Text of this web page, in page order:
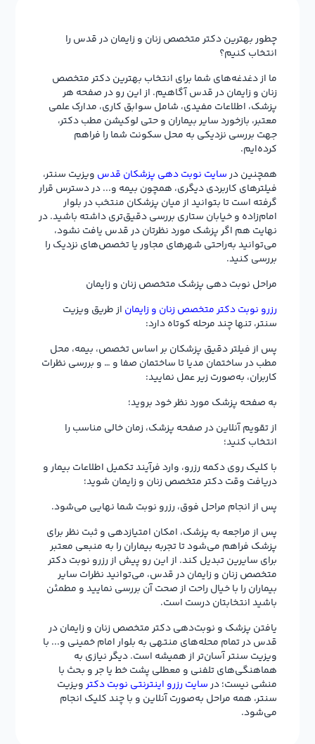
چطور بهترین دکتر متخصص زنان و زایمان در قدس را
انتخاب کنیم؟
ما از دغدغه‌های شما برای انتخاب بهترین دکتر متخصص
زنان و زایمان در قدس آگاهیم. از این رو در صفحه هر
پزشک، اطلاعات مفیدی، شامل سوابق کاری، مدارک علمی
معتبر، بازخورد سایر بیماران و حتی لوکیشن مطب دکتر،
جهت بررسی نزدیکی به محل سکونت شما را فراهم
کرده‌ایم.
همچنین درسایت نوبت دهی پزشکان قدس ویزیت سنتر،
فیلترهای کاربردی دیگری، همچون بیمه و... در دسترس قرار
گرفته است تا بتوانید از میان پزشکان منتخب در بلوار
امام‌زاده و خیابان ستاری بررسی دقیق‌تری داشته باشید. در
نهایت هم اگر پزشک مورد نظرتان در قدس یافت نشود،
می‌توانید به‌راحتی شهرهای مجاور یا تخصص‌های نزدیک را
بررسی کنید.
مراحل نوبت دهی پزشک متخصص زنان و زایمان
رزرو نوبت دکتر متخصص زنان و زایمان از طریق ویزیت
سنتر، تنها چند مرحله کوتاه دارد:
پس از فیلتر دقیق پزشکان بر اساس تخصص، بیمه، محل
مطب در ساختمان مدیا تا ساختمان صفا و … و بررسی نظرات
کاربران، به‌صورت زیر عمل نمایید:
به صفحه پزشک مورد نظر خود بروید؛
از تقویم آنلاین در صفحه پزشک، زمان خالی مناسب را
انتخاب کنید؛
با کلیک روی دکمه رزرو، وارد فرآیند تکمیل اطلاعات بیمار و
دریافت وقت دکتر متخصص زنان و زایمان شوید؛
پس از انجام مراحل فوق، رزرو نوبت شما نهایی می‌شود.
پس از مراجعه به پزشک، امکان امتیازدهی و ثبت نظر برای
پزشک فراهم می‌شود تا تجربه بیماران را به منبعی معتبر
برای سایرین تبدیل کند. از این رو پیش از رزرو نوبت دکتر
متخصص زنان و زایمان در قدس، می‌توانید نظرات سایر
بیماران را با خیال راحت از صحت آن بررسی نمایید و مطمئن
باشید انتخابتان درست است.
یافتن پزشک و نوبت‌دهی دکتر متخصص زنان و زایمان در
قدس در تمام محله‌های منتهی به بلوار امام خمینی و... با
ویزیت سنتر آسان‌تر از همیشه است. دیگر نیازی به
هماهنگی‌های تلفنی و معطلی پشت خط یا جر و بحث با
منشی نیست؛ درسایت رزرو اینترنتی نوبت دکترویزیت
سنتر، همه مراحل به‌صورت آنلاین و با چند کلیک انجام
می‌شود.